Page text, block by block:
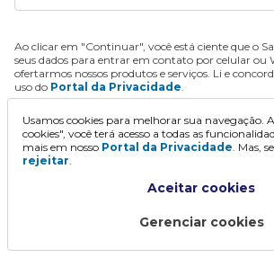
Ao clicar em "Continuar", você está ciente que o
seus dados para entrar em contato por celular ou
ofertarmos nossos produtos e serviços. Li e
uso do Portal da Privacidade.
Continuar
Usamos cookies para melhorar sua navegação.
cookies", você terá acesso a todas as
mais em nosso Portal da Privacidade. Mas,
rejeitar.
Aceitar cookies
Gerenciar cookies